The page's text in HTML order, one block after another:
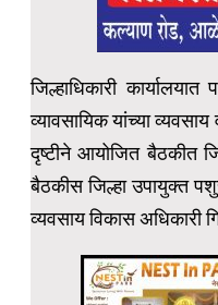
जिल्हाधिकारी
व्यावसायिक यांच्या
दृष्टीने आयोजित बैठकीत
बैठकीस जिल्हा उपायुक्त
व्यवसाय विकास अधिकारी